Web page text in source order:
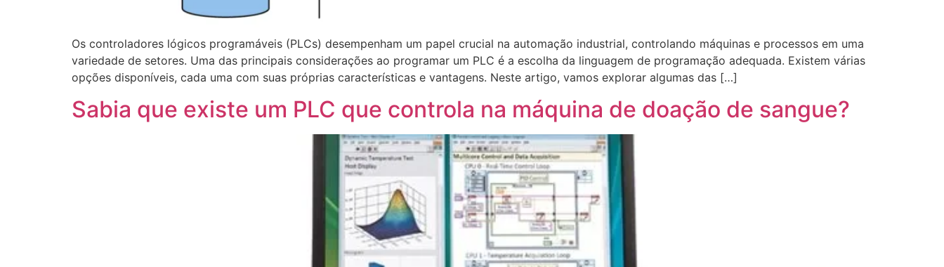
Os controladores lógicos programáveis (PLCs) desempenham um papel crucial na automação industrial, controlando máquinas e processos em uma
variedade de setores. Uma das principais considerações ao programar um PLC é a escolha da linguagem de programação adequada. Existem várias
opções disponíveis, cada uma com suas próprias características e vantagens. Neste artigo, vamos explorar algumas das […]
Sabia que existe um PLC que controla na máquina de doação de sangue?